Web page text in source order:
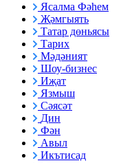
Ясалма Фәһем
Җәмгыять
Татар дөньясы
Тарих
Мәдәният
Шоу-бизнес
Иҗат
Язмыш
Сәясәт
Дин
Фән
Авыл
Икътисад